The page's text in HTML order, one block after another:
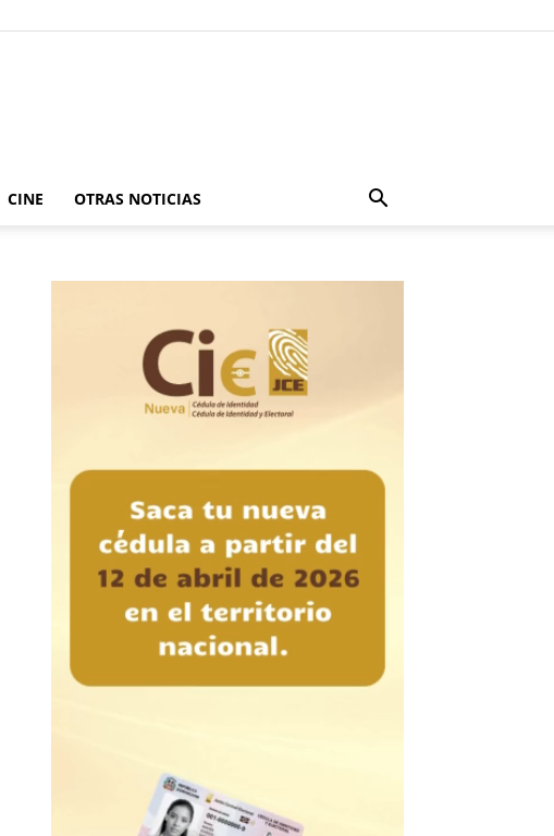
CINE OTRAS NOTICIAS